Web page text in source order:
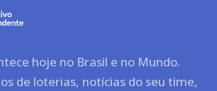
hoje no Brasil e no Mundo.
de loterias, notícias do seu time,